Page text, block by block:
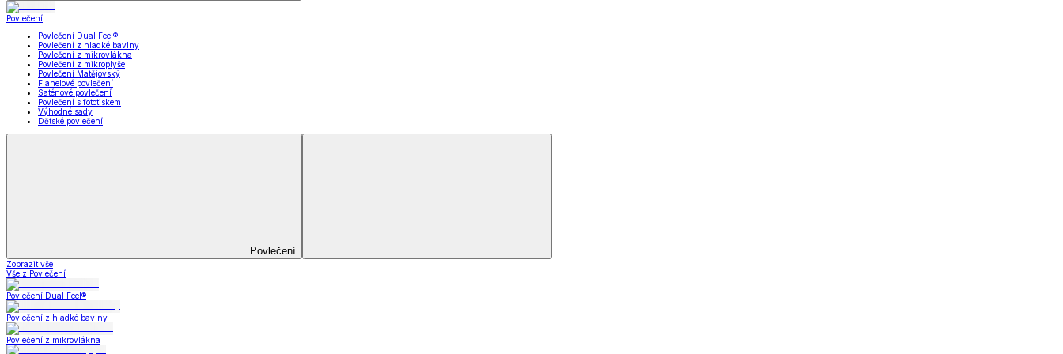
Koupelna
Koupelna
Ručníky a osušky
Koupelnové předložky
Koupelna
Zobrazit vše
Vše z Koupelna
Ručníky a osušky
Koupelnové předložky